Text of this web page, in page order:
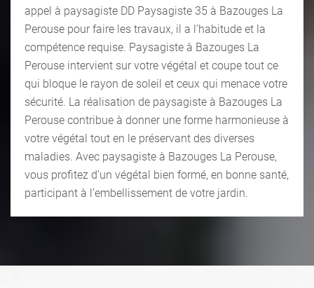
appel à paysagiste DD Paysagiste 35 à Bazouges La
Perouse pour faire les travaux, il a l’habitude et la
compétence requise. Paysagiste à Bazouges La
Perouse intervient sur votre végétal et coupe tout ce
qui bloque le rayon de soleil et ceux qui menace votre
sécurité. La réalisation de paysagiste à Bazouges La
Perouse contribue à donner une forme harmonieuse à
votre végétal tout en le préservant des diverses
maladies. Avec paysagiste à Bazouges La Perouse,
vous profitez d’un végétal bien formé, en bonne santé,
participant à l’embellissement de votre jardin.